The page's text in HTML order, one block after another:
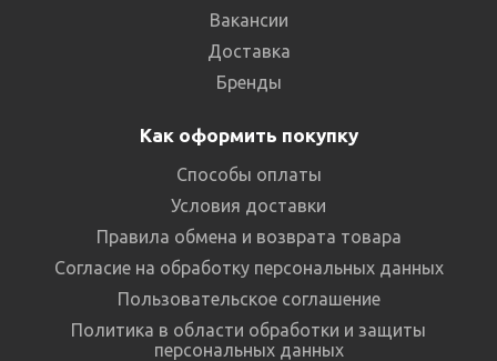
Вакансии
Доставка
Бренды
Как оформить покупку
Способы оплаты
Условия доставки
Правила обмена и возврата товара
Согласие на обработку персональных данных
Пользовательское соглашение
Политика в области обработки и защиты
персональных данных